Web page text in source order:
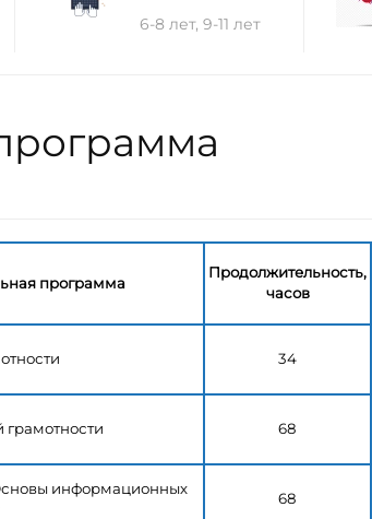
6-8 лет, 9-11 лет
программа
Продолжительность,
часов
34
68
информационных
68